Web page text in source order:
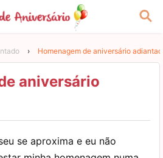
› Homenagem de aniversário
aniversário
se aproxima e eu não